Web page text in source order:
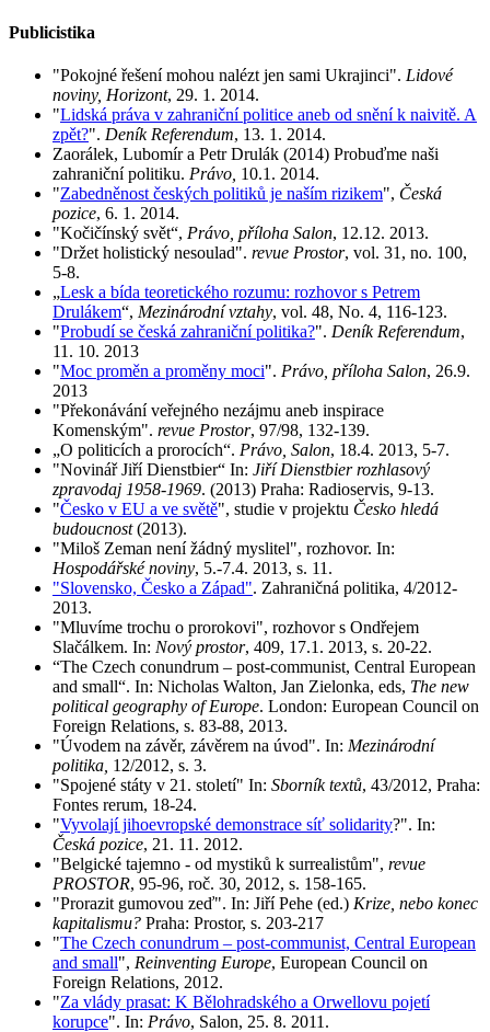
Publicistika
"Pokojné řešení mohou nalézt jen sami Ukrajinci". Lidové
noviny, Horizont, 29. 1. 2014.
"Lidská práva v zahraniční politice aneb od snění k naivitě. A
zpět?". Deník Referendum, 13. 1. 2014.
Zaorálek, Lubomír a Petr Drulák (2014) Probuďme naši
zahraniční politiku. Právo, 10.1. 2014.
"Zabedněnost českých politiků je naším rizikem", Česká
pozice, 6. 1. 2014.
"Kočičínský svět“, Právo, příloha Salon, 12.12. 2013.
"Držet holistický nesoulad". revue Prostor, vol. 31, no. 100,
5-8.
„Lesk a bída teoretického rozumu: rozhovor s Petrem
Drulákem“, Mezinárodní vztahy, vol. 48, No. 4, 116-123.
"Probudí se česká zahraniční politika?". Deník Referendum,
11. 10. 2013
"Moc proměn a proměny moci". Právo, příloha Salon, 26.9.
2013
"Překonávání veřejného nezájmu aneb inspirace
Komenským". revue Prostor, 97/98, 132-139.
„O politicích a prorocích“. Právo, Salon, 18.4. 2013, 5-7.
"Novinář Jiří Dienstbier“ In: Jiří Dienstbier rozhlasový
zpravodaj 1958-1969. (2013) Praha: Radioservis, 9-13.
"Česko v EU a ve světě", studie v projektu Česko hledá
budoucnost(2013).
"Miloš Zeman není žádný myslitel", rozhovor. In:
Hospodářské noviny, 5.-7.4. 2013, s. 11.
"Slovensko, Česko a Západ". Zahraničná politika, 4/2012-
2013.
"Mluvíme trochu o prorokovi", rozhovor s Ondřejem
Slačálkem. In: Nový prostor, 409, 17.1. 2013, s. 20-22.
“The Czech conundrum – post-communist, Central European
and small“. In: Nicholas Walton, Jan Zielonka, eds, The new
political geography of Europe. London: European Council on
Foreign Relations, s. 83-88, 2013.
"Úvodem na závěr, závěrem na úvod". In: Mezinárodní
politika, 12/2012, s. 3.
"Spojené státy v 21. století" In: Sborník textů, 43/2012, Praha:
Fontes rerum, 18-24.
"Vyvolají jihoevropské demonstrace síť solidarity?". In:
Česká pozice, 21. 11. 2012.
"Belgické tajemno - od mystiků k surrealistům", revue
PROSTOR, 95-96, roč. 30, 2012, s. 158-165.
"Prorazit gumovou zeď". In: Jiří Pehe (ed.) Krize, nebo konec
kapitalismu? Praha: Prostor, s. 203-217
"The Czech conundrum – post-communist, Central European
and small", Reinventing Europe, European Council on
Foreign Relations, 2012.
"Za vlády prasat: K Bělohradského a Orwellovu pojetí
korupce". In: Právo, Salon, 25. 8. 2011.